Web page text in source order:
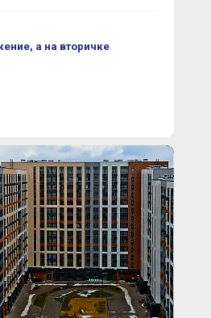
а на вторичке